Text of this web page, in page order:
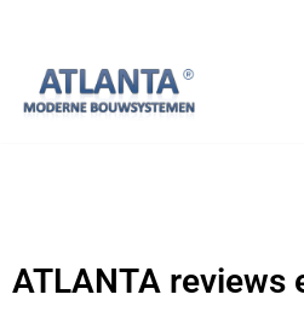
naar
ATLANTA reviews